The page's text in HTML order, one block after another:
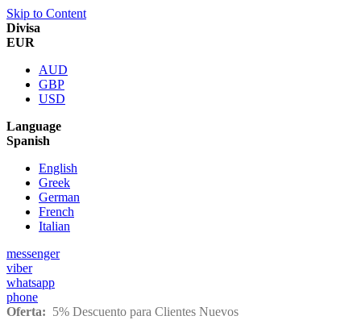
Skip to Content
Divisa
EUR
AUD
GBP
USD
Language
Spanish
English
Greek
German
French
Italian
messenger
viber
whatsapp
phone
Oferta: 5% Descuento para Clientes Nuevos